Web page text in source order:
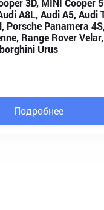
3D, MINI Cooper
A8L, Audi A5, Audi
Porsche Panamera
Range Rover
Urus
Подробнее